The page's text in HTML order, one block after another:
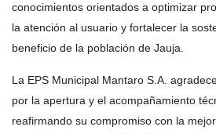
conocimientos orientados a optimizar
la atención al usuario y fortalecer la
beneficio de la población de Jauja.
La EPS Municipal Mantaro S.A.
por la apertura y el acompañamiento
reafirmando su compromiso con la